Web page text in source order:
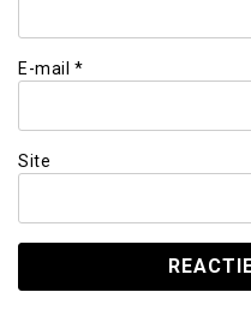
E-mail *
Site